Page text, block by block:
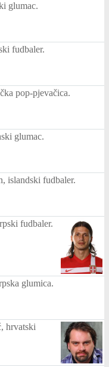
glumac.
fudbaler.
pop-pjevačica.
glumac.
islandski fudbaler.
fudbaler.
glumica.
hrvatski